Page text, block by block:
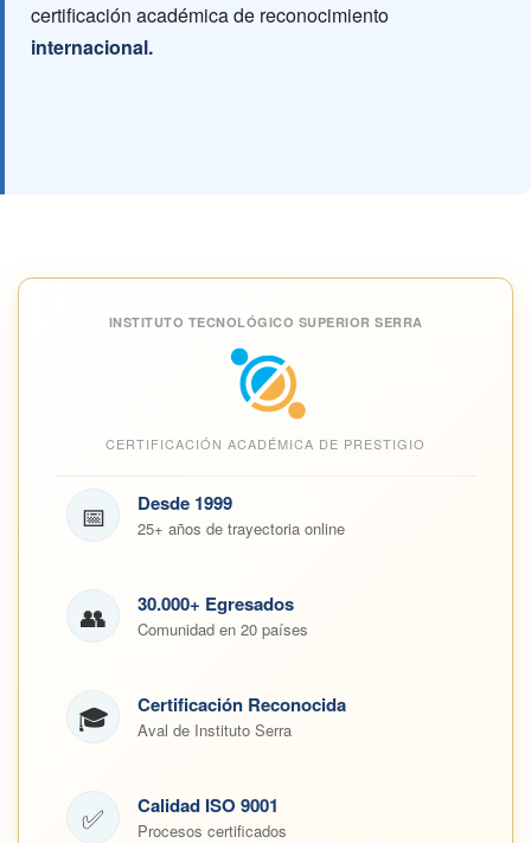
certificación académica de reconocimiento
internacional.
INSTITUTO TECNOLÓGICO SUPERIOR SERRA
CERTIFICACIÓN ACADÉMICA DE PRESTIGIO
📅 Desde 1999
25+ años de trayectoria online
👥 30.000+ Egresados
Comunidad en 20 países
🎓 Certificación Reconocida
Aval de Instituto Serra
✅ Calidad ISO 9001
Procesos certificados